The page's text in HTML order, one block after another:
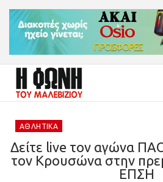
ΑΘΛΗΤΙΚΆ
Δείτε live τον αγώνα
τον Κρουσώνα στην
ΕΠΣΗ